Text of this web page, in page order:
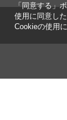
「同意する」
使用に同意し
Cookieの使用